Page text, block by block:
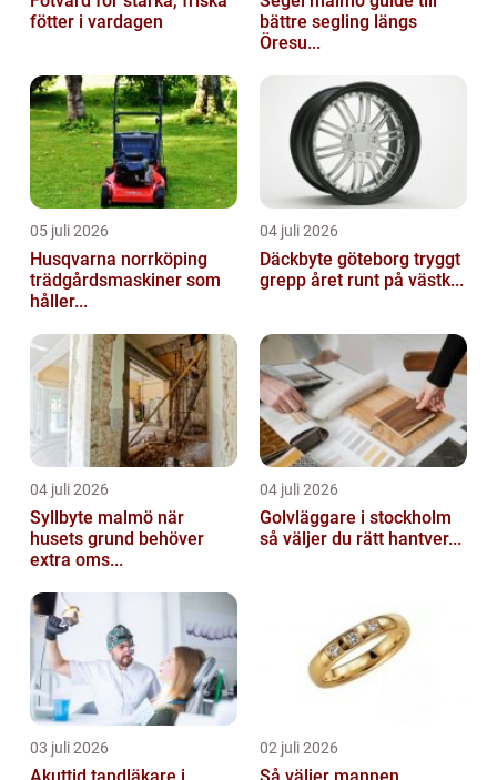
fötter i vardagen
bättre segling längs
Öresu...
05 juli 2026
Husqvarna norrköping
trädgårdsmaskiner som
håller...
04 juli 2026
Däckbyte göteborg tryggt
grepp året runt på västk...
04 juli 2026
Syllbyte malmö när
husets grund behöver
extra oms...
04 juli 2026
Golvläggare i stockholm
så väljer du rätt hantver...
03 juli 2026 02 juli 2026